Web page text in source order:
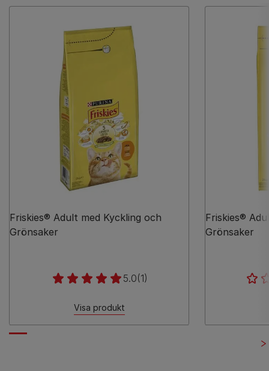
Friskies® Adult med Kyckling och
Grönsaker
5.0(1)
Visa produkt
Friskies®
Grönsaker